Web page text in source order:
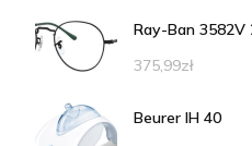
Ray-Ban 3582V
375,99zł
Beurer IH 40